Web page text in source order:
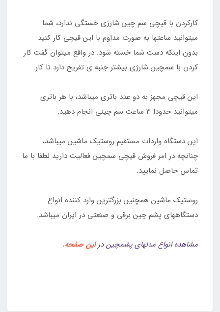
کارکردن با قیچی سم چین شارژی خستگی ندارد، شما
میتوانید ساعتها به صورت مداوم با این قیچی کار کنید
بدون اینکه دست شما خسته شود. در واقع میتوان گفت کار
کردن با سمچین شارژی بیشتر جنبه ی تفریح دارد تا کار.
این قیچی مجهز به دو عدد باتری میباشد، با هر باتری
میتوانید حدودا 3 ساعت سم چینی انجام دهید.
این دستگاه واردات مستقیم روستیک ماشین میباشد،
چنانچه در امر فروش قیچی سمچین فعالیت دارید لطفا با ما
تماس حاصل نمایید.
روستیک ماشین همچنین بزرگترین وارد کننده انواع
دستگاههای پشم چین برقی و صنعتی در ایران میباشد.
مشاهده انواع مدلهای پشمچین دراین صفحه.